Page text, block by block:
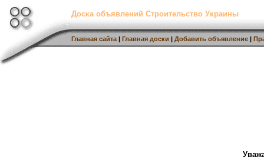
Доска объявлений Строительство Украины
Главная сайта | Главная доски | Добавить объявление |